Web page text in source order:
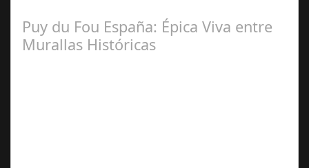
Puy du Fou España: Épica Viva entre
Murallas Históricas